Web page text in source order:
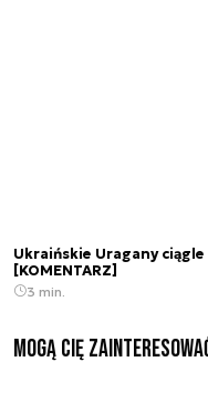
Ukraińskie Uragany
[KOMENTARZ]
3 min.
Mogą Cię